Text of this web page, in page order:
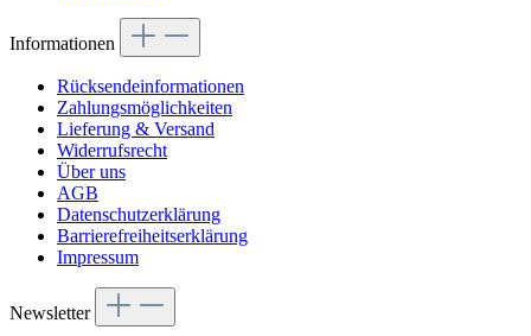
Informationen
Rücksendeinformationen
Zahlungsmöglichkeiten
Lieferung & Versand
Widerrufsrecht
Über uns
AGB
Datenschutzerklärung
Barrierefreiheitserklärung
Impressum
Newsletter